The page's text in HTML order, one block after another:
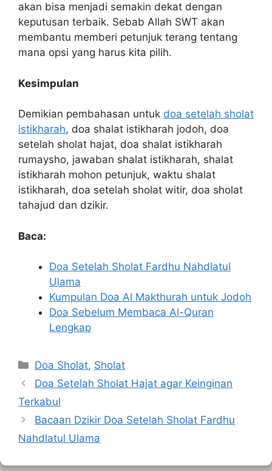
akan bisa menjadi semakin dekat dengan
keputusan terbaik. Sebab Allah SWT akan
membantu memberi petunjuk terang tentang
mana opsi yang harus kita pilih.
Kesimpulan
Demikian pembahasan untuk doa setelah sholat
istikharah, doa shalat istikharah jodoh, doa
setelah sholat hajat, doa shalat istikharah
rumaysho, jawaban shalat istikharah, shalat
istikharah mohon petunjuk, waktu shalat
istikharah, doa setelah sholat witir, doa sholat
tahajud dan dzikir.
Baca:
Doa Setelah Sholat Fardhu Nahdlatul
Ulama
Kumpulan Doa Al Makthurah untuk Jodoh
Doa Sebelum Membaca Al-Quran
Lengkap
Kategori
Doa Sholat, Sholat
Doa Setelah Sholat Hajat agar Keinginan
Terkabul
Bacaan Dzikir Doa Setelah Sholat Fardhu
Nahdlatul Ulama